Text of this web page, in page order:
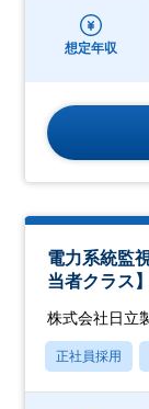
想定年収
電力系統監
当者クラス】
株式会社日立
正社員採用